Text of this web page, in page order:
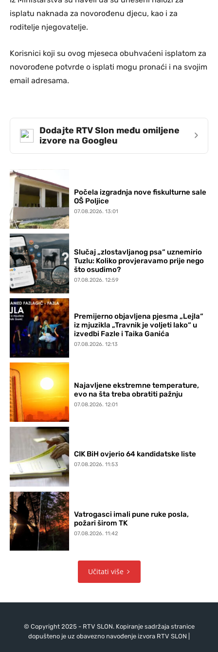
isplatu naknada za novorođenu djecu, kao i za
roditelje njegovatelje.
Korisnici koji su ovog mjeseca obuhvaćeni isplatom za
novorođene potvrde o isplati mogu pronaći i na svojim
email adresama.
Dodajte RTV Slon među omiljene
izvore na Googleu
›
Počela izgradnja nove fiskulturne sale
OŠ Poljice
07.08.2026. 13:01
Slučaj „zlostavljanog psa“ uznemirio
Tuzlu: Koliko provjeravamo prije nego
što osudimo?
07.08.2026. 12:59
Premijerno objavljena pjesma „Lejla“
iz mjuzikla „Travnik je voljeti lako“ u
izvedbi Fazle i Taika Ganića
07.08.2026. 12:13
Najavljene ekstremne temperature,
evo na šta treba obratiti pažnju
07.08.2026. 12:01
CIK BiH ovjerio 64 kandidatske liste
07.08.2026. 11:53
Vatrogasci imali pune ruke posla,
požari širom TK
07.08.2026. 11:42
Učitati više
© Copyright 2025 - RTV SLON. Kopiranje sadržaja stranice
dopušteno je uz obavezno navođenje izvora RTV SLON |